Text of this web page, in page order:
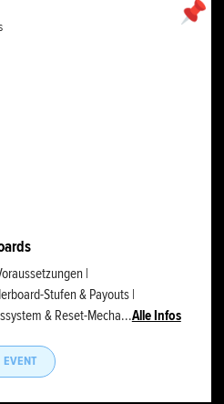
|
Stufen & Payouts |
& Reset-Mecha...Alle Infos
EVENT